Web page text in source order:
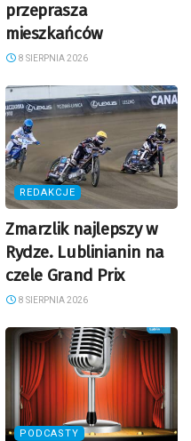
przeprasza
mieszkańców
8 SIERPNIA 2026
REDAKCJE
Zmarzlik najlepszy w
Rydze. Lublinianin na
czele Grand Prix
8 SIERPNIA 2026
PODCASTY